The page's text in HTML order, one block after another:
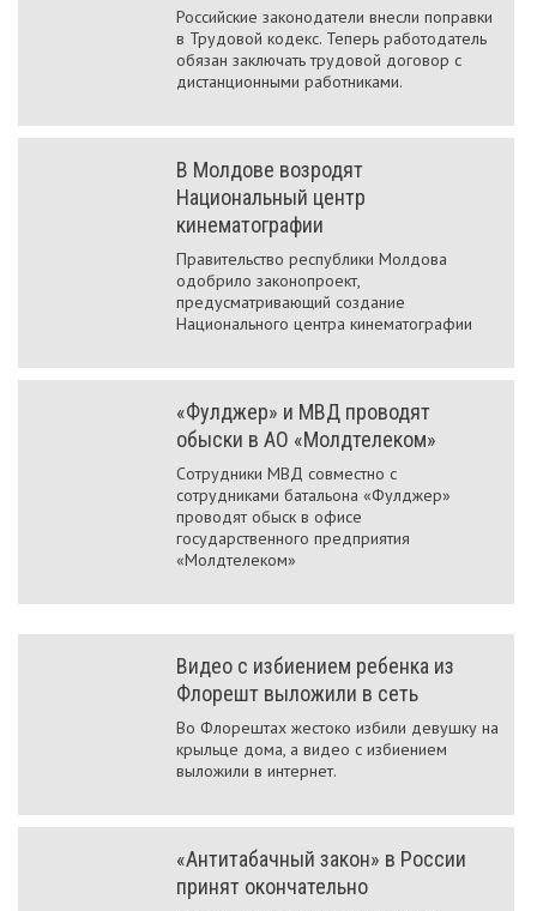
Российские законодатели внесли поправки
в Трудовой кодекс. Теперь работодатель
обязан заключать трудовой договор с
дистанционными работниками.
В Молдове возродят
Национальный центр
кинематографии
Правительство республики Молдова
одобрило законопроект,
предусматривающий создание
Национального центра кинематографии
«Фулджер» и МВД проводят
обыски в АО «Молдтелеком»
Сотрудники МВД совместно с
сотрудниками батальона «Фулджер»
проводят обыск в офисе
государственного предприятия
«Молдтелеком»
Видео с избиением ребенка из
Флорешт выложили в сеть
Во Флорештах жестоко избили девушку на
крыльце дома, а видео с избиением
выложили в интернет.
«Антитабачный закон» в России
принят окончательно